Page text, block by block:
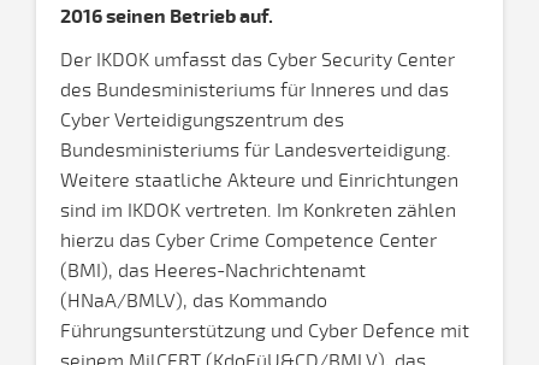
2016 seinen Betrieb auf.
Der IKDOK umfasst das Cyber Security Center
des Bundesministeriums für Inneres und das
Cyber Verteidigungszentrum des
Bundesministeriums für Landesverteidigung.
Weitere staatliche Akteure und Einrichtungen
sind im IKDOK vertreten. Im Konkreten zählen
hierzu das Cyber Crime Competence Center
(BMI), das Heeres-Nachrichtenamt
(HNaA/BMLV), das Kommando
Führungsunterstützung und Cyber Defence mit